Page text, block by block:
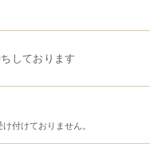
しております
付けておりません。